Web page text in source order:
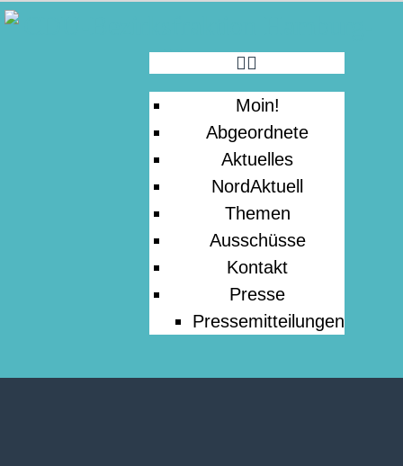
Moin!
Abgeordnete
Aktuelles
NordAktuell
Themen
Ausschüsse
Kontakt
Presse
Pressemitteilungen
MOIN!
ABGEORDNETE
AKTUELLES
NORDAKTUELL
THEMEN
AUSSCHÜSSE